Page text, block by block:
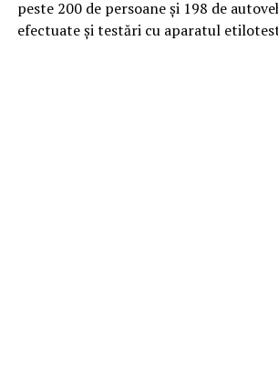
peste 200 de persoane și 198 de
efectuate și testări cu aparatul